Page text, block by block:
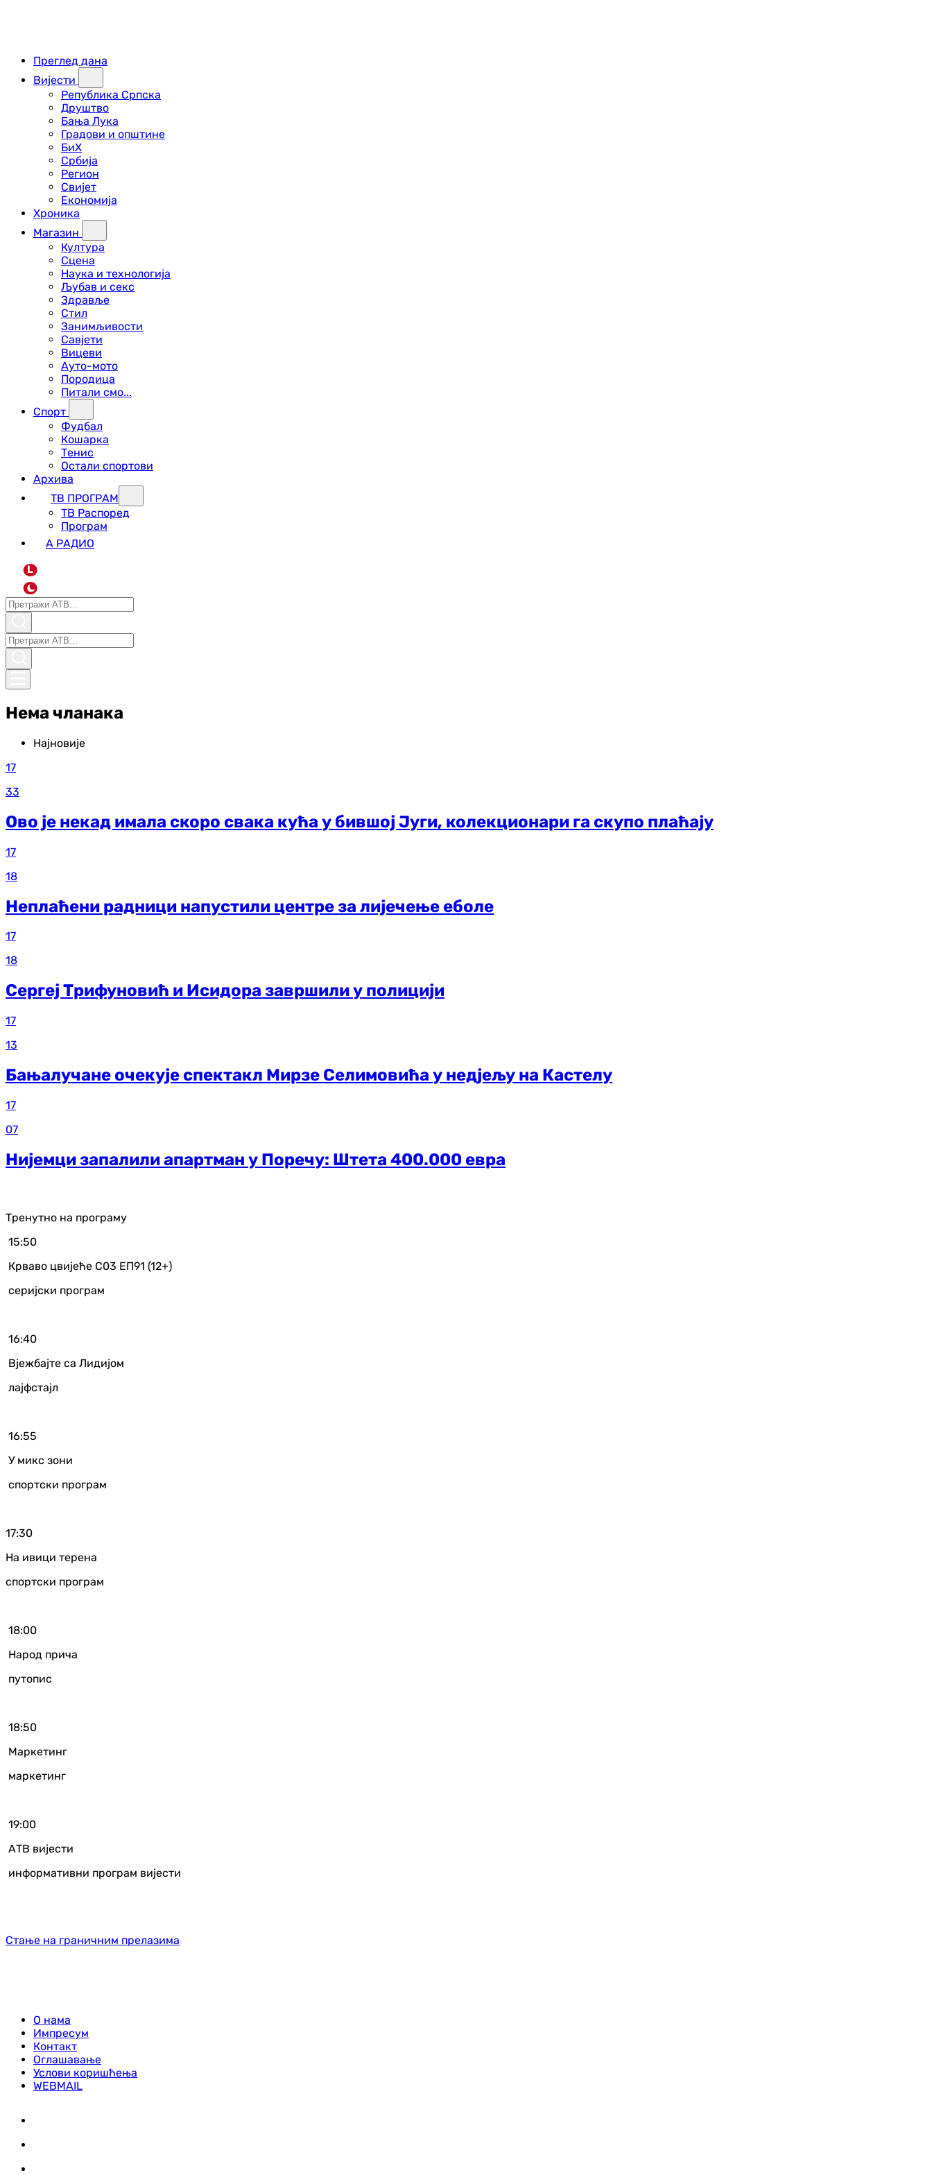
Преглед дана
Вијести
Република Српска
Друштво
Бања Лука
Градови и општине
БиХ
Србија
Регион
Свијет
Економија
Хроника
Магазин
Култура
Сцена
Наука и технологија
Љубав и секс
Здравље
Стил
Занимљивости
Савјети
Вицеви
Ауто-мото
Породица
Питали смо...
Спорт
Фудбал
Кошарка
Тенис
Остали спортови
Архива
ТВ ПРОГРАМ
ТВ Распоред
Програм
А РАДИО
L
Нема чланака
Најновије
17
33
Ово је некад имала скоро свака кућа у бившој Југи, колекционари га скупо плаћају
17
18
Неплаћени радници напустили центре за лијечење еболе
17
18
Сергеј Трифуновић и Исидора завршили у полицији
17
13
Бањалучане очекује спектакл Мирзе Селимовића у недјељу на Кастелу
17
07
Нијемци запалили апартман у Поречу: Штета 400.000 евра
Тренутно на програму
15:50
Крваво цвијеће С03 ЕП91 (12+)
серијски програм
16:40
Вјежбајте са Лидијом
лајфстајл
16:55
У микс зони
спортски програм
17:30
На ивици терена
спортски програм
18:00
Народ прича
путопис
18:50
Маркетинг
маркетинг
19:00
АТВ вијести
информативни програм вијести
Стање на граничним прелазима
О нама
Импресум
Контакт
Оглашавање
Услови коришћења
WEBMAIL